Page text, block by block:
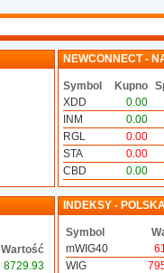
NEWCONNECT -
Symbol Kupno
XDD
0.00
INM
0.00
RGL
0.00
STA
0.00
CBD
0.00
Wartość
8729.93
INDEKSY -
Symbol
mWIG40
WIG